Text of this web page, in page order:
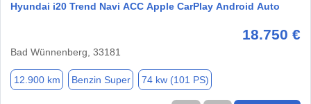
Hyundai i20 Trend Navi ACC Apple CarPlay Android Auto
18.750 €
Bad Wünnenberg, 33181
12.900 km Benzin Super 74 kw (101 PS)